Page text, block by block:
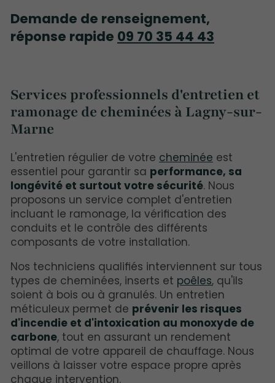
Demande de renseignement,
réponse rapide 09 70 35 44 43
Services professionnels d'entretien et
ramonage de cheminées à Lagny-sur-
Marne
L'entretien régulier de votre cheminée est
essentiel pour garantir sa performance, sa
longévité et surtout votre sécurité. Nous
proposons un service complet d'entretien
incluant le ramonage, la vérification des
conduits et le contrôle des différents
composants de votre installation.
Nos techniciens qualifiés interviennent sur tous
types de cheminées, inserts et poêles, qu'ils
soient à bois ou à granulés. Un entretien
méticuleux permet de prévenir les risques
d'incendie et d'intoxication au monoxyde de
carbone, tout en assurant un rendement
optimal de votre appareil de chauffage. Nous
veillons à laisser votre espace propre après
chaque intervention.